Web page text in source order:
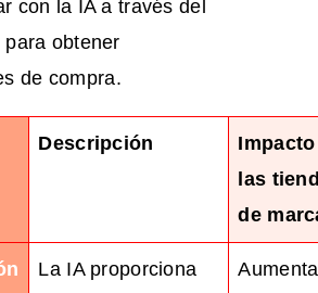
con la IA a través del
para obtener
de compra.
Descripción
las
de
La IA proporciona